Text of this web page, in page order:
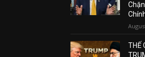
THẾ